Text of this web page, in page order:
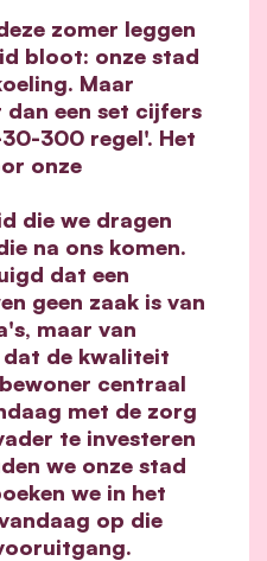
zomer leggen
bloot: onze stad
Maar
een set cijfers
300 regel'. Het
onze
die we dragen
na ons komen.
dat een
geen zaak is van
maar van
de kwaliteit
centraal
met de zorg
te investeren
we onze stad
we in het
op die